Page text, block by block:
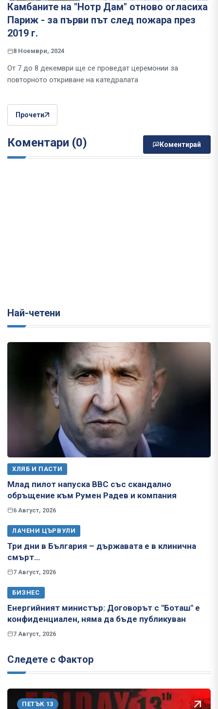
Камбаните на "Нотр Дам" отново огласиха
Париж - за първи път след пожара през
2019 г.
8 Ноември, 2024
От 7 до 8 декември ще се проведат церемонии за
повторното откриване на катедралата
Прочети
Коментари (0) Коментирай
Най-четени
ХЛЯБ И ПАСТИ
Млад пилот напуска ВВС със скандално
обръщение към Румен Радев и компания
6 Август, 2026
ЛАЧЕНИ ЦЪРВУЛИ
Три дни в България – държавата е в клинична
смърт…
7 Август, 2026
БИЗНЕС
Енергийният министър: Договорът с "Боташ" е
конфиденциален, няма да бъде публикуван
7 Август, 2026
Следете с Фактор
ПЕТЪК 13